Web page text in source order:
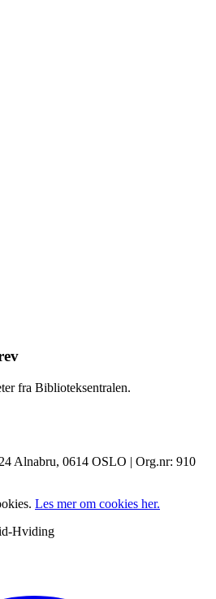
fra Biblioteksentralen.
Alnabru, 0614 OSLO | Org.nr: 910
Les mer om cookies her.
Hviding